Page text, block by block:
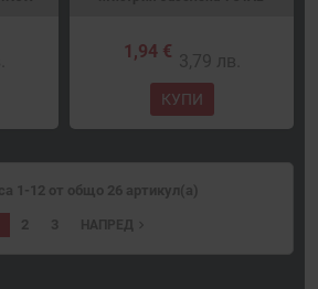
1,94 € 3,79 лв.
КУПИ
1-12 от общо 26 артикул(а)
2 3 НАПРЕД